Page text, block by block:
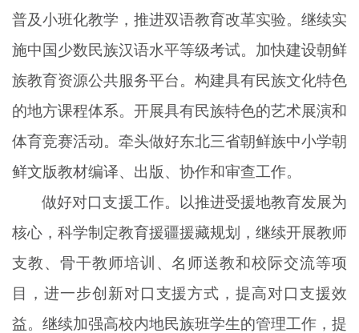
普及小班化教学，推进双语教育改革实验。继续实
施中国少数民族汉语水平等级考试。加快建设朝鲜
族教育资源公共服务平台。构建具有民族文化特色
的地方课程体系。开展具有民族特色的艺术展演和
体育竞赛活动。牵头做好东北三省朝鲜族中小学朝
鲜文版教材编译、出版、协作和审查工作。
做好对口支援工作。以推进受援地教育发展为
核心，科学制定教育援疆援藏规划，继续开展教师
支教、骨干教师培训、名师送教和校际交流等项
目，进一步创新对口支援方式，提高对口支援效
益。继续加强高校内地民族班学生的管理工作，提